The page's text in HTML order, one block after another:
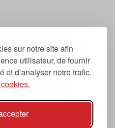
sur notre site afin
utilisateur, de fournir
et d’analyser notre trafic.
sur la
tendances, dont la
2007.
« prochain », « suivant
thématique du
tendances
de la musique